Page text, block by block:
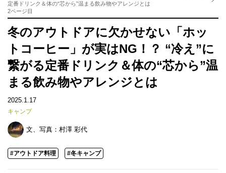
定番ドリンク＆体の“芯から”温まる飲み物やアレンジとは
2ページ目
冬のアウトドアに欠かせない「ホッ
トコーヒー」が実はNG！？ “冷え”に
繋がる定番ドリンク＆体の“芯から”温
まる飲み物やアレンジとは
2025.1.17
キャンプ
文、写真： 村澤 彩代
#アウトドア料理 #冬キャンプ